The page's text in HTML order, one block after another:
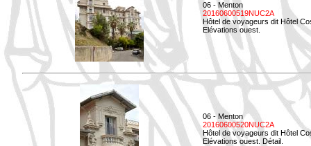
06 - Menton
20160600519NUC2A
Hôtel de voyageurs dit Hôtel
Elévations ouest.
06 - Menton
20160600520NUC2A
Hôtel de voyageurs dit Hôtel
Elévations ouest. Détail.